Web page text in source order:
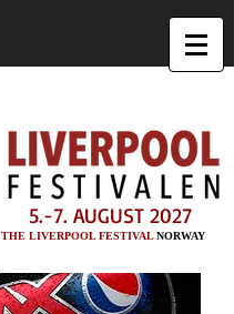
5.-7. AUGUST 2027
THE LIVERPOOL FESTIVALNORWAY